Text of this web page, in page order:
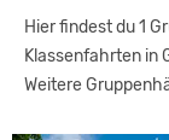
Hier findest du 1
Klassenfahrten in
Weitere